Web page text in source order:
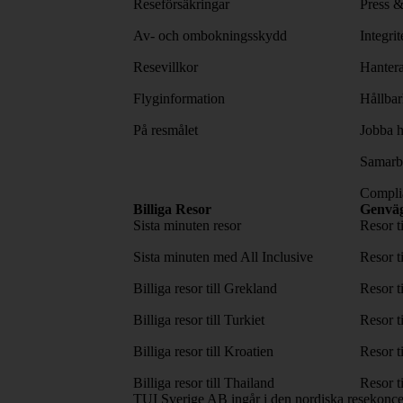
Reseförsäkringar
Av- och ombokningsskydd
Resevillkor
Flyginformation
På resmålet
Press
Jobba
Billiga Resor
Sista minuten resor
Sista minuten med All Inclusive
Billiga resor till Grekland
Billiga resor till Turkiet
Billiga resor till Kroatien
Billiga resor till Thailand
Resor
Resor
Resor
Resor
Resor
Resor
TUI Sverige AB ingår i den nordiska